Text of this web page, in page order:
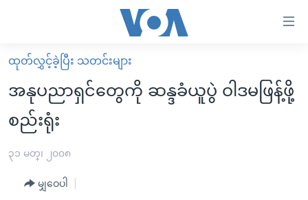
လွယ်ကူ
စေ
သည့်
Link
များ
မူလစာမျက်နှာ
မြန်မာ
ကမ္ဘာ့သတင်းများ
ရပ်ဝန်းတခု လမ်းတခု အလွန်
ထုတ်လွှင့်ခဲ့ပြီး သတင်းများ
အနုပညာရှင်တွေကို ဆန္ဒခံယူပွဲ ဝါဒမဖြန့်ဖို့
စည်းရုံး
၃၁ မတ္၊ ၂၀၀၈
မျှဝေပါ